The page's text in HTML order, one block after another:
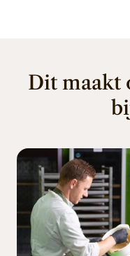
Dit maakt